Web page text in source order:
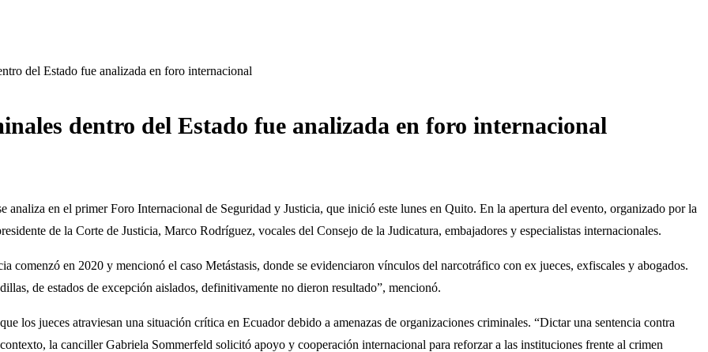
del Estado fue analizada en foro internacional
dentro del Estado fue analizada en foro internacional
en el primer Foro Internacional de Seguridad y Justicia, que inició este lunes en Quito. En la apertura del evento, organizado por la
de la Corte de Justicia, Marco Rodríguez, vocales del Consejo de la Judicatura, embajadores y especialistas internacionales.
comenzó en 2020 y mencionó el caso Metástasis, donde se evidenciaron vínculos del narcotráfico con ex jueces, exfiscales y abogados.
de estados de excepción aislados, definitivamente no dieron resultado”, mencionó.
los jueces atraviesan una situación crítica en Ecuador debido a amenazas de organizaciones criminales. “Dictar una sentencia contra
la canciller Gabriela Sommerfeld solicitó apoyo y cooperación internacional para reforzar a las instituciones frente al crimen